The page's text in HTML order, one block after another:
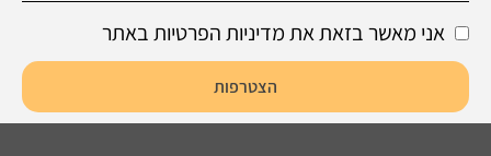
אני מאשר בזאת את מדיניות הפרטיות באתר
הצטרפות